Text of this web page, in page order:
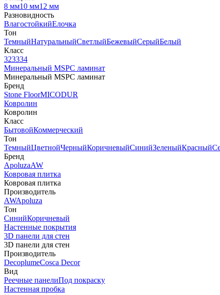
8 мм10 мм12 мм
Разновидность
ВлагостойкийЕлочка
Тон
ТемныйНатуральныйСветлыйБежевыйСерыйБелый
Класс
323334
Минеральный MSPC ламинат
Минеральный MSPC ламинат
Бренд
Stone FloorMICODUR
Ковролин
Ковролин
Класс
БытовойКоммерческий
Тон
ТемныйЦветнойЧерныйКоричневыйСинийЗеленыйКрасный
Бренд
ApoluzaAW
Ковровая плитка
Ковровая плитка
Производитель
AWApoluza
Тон
СинийКоричневый
Настенные покрытия
3D панели для стен
3D панели для стен
Производитель
DecoplumeCosca Decor
Вид
Реечные панелиПод покраску
Настенная пробка